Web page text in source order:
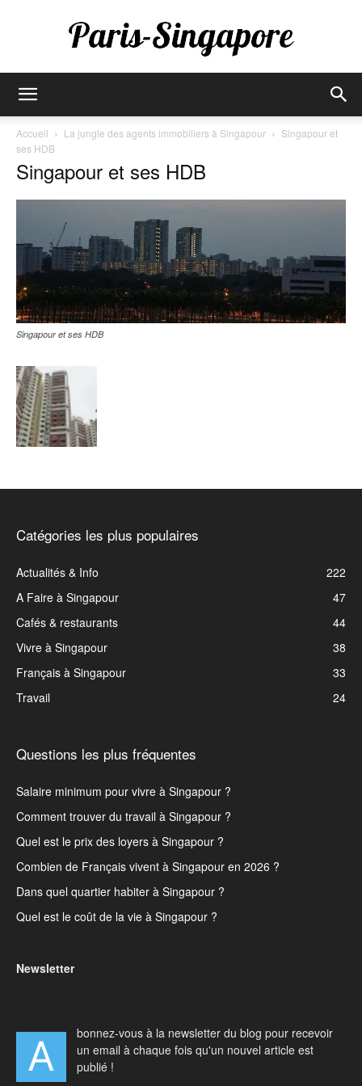
Singapore
Accueil La jungle des agents immobiliers à Singapour
Singapour et
ses HDB
Singapour et ses HDB
Singapour et ses HDB
Catégories les plus populaires
Actualités & Info
222
A Faire à Singapour
47
Cafés & restaurants
44
Vivre à Singapour
38
Français à Singapour
33
Travail
24
Questions les plus fréquentes
Salaire minimum pour vivre à Singapour ?
Comment trouver du travail à Singapour ?
Quel est le prix des loyers à Singapour ?
Combien de Français vivent à Singapour en 2026 ?
Dans quel quartier habiter à Singapour ?
Quel est le coût de la vie à Singapour ?
Newsletter
A
bonnez-vous à la newsletter du blog pour recevoir
un email à chaque fois qu'un nouvel article est
publié !